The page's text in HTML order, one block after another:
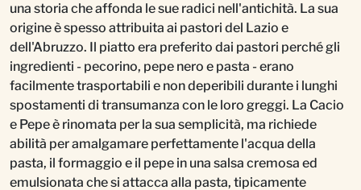
una storia che affonda le sue radici nell'antichità. La sua
origine è spesso attribuita ai pastori del Lazio e
dell'Abruzzo. Il piatto era preferito dai pastori perché gli
ingredienti - pecorino, pepe nero e pasta - erano
facilmente trasportabili e non deperibili durante i lunghi
spostamenti di transumanza con le loro greggi. La Cacio
e Pepe è rinomata per la sua semplicità, ma richiede
abilità per amalgamare perfettamente l'acqua della
pasta, il formaggio e il pepe in una salsa cremosa ed
emulsionata che si attacca alla pasta, tipicamente